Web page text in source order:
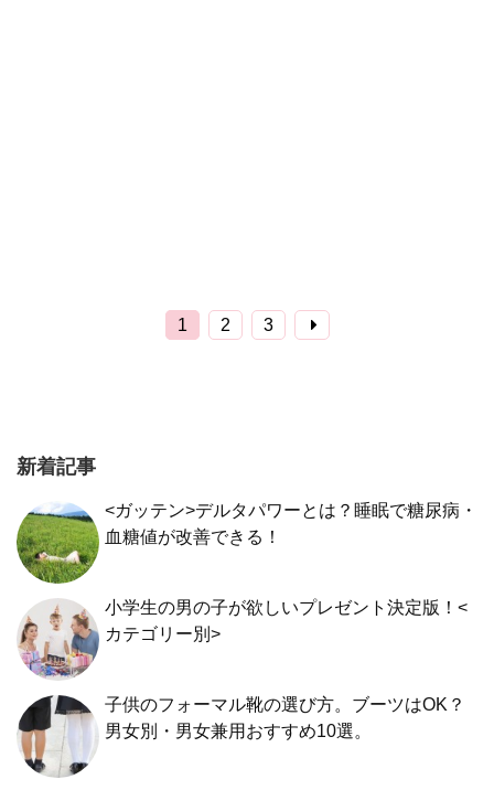
1 2 3
新着記事
<ガッテン>デルタパワーとは？睡眠で糖尿病・
血糖値が改善できる！
小学生の男の子が欲しいプレゼント決定版！<
カテゴリー別>
子供のフォーマル靴の選び方。ブーツはOK？
男女別・男女兼用おすすめ10選。